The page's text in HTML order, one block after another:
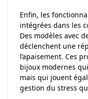
Enfin, les
intégrées dans les
Des modèles avec
déclenchent une
l’apaisement. Ces
bijoux modernes
mais qui jouent
gestion du stress